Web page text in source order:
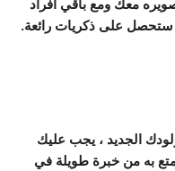
ستحصل على ذكريات رائعة.
الجديد ، يجب عليك
به من خبرة طويلة في